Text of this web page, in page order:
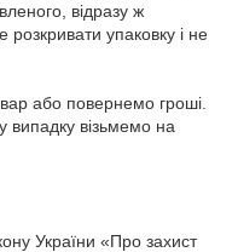
відразу ж
упаковку і не
або повернемо гроші.
випадку візьмемо на
України «Про захист